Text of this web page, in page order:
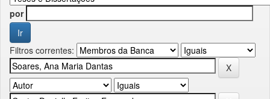
por
Filtros correntes: